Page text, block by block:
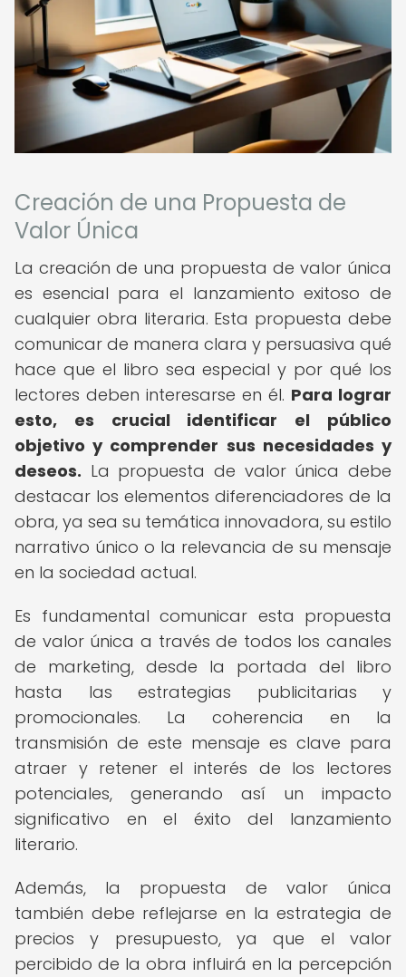
Creación de una Propuesta de
Valor Única
La creación de una propuesta de valor única
es esencial para el lanzamiento exitoso de
cualquier obra literaria. Esta propuesta debe
comunicar de manera clara y persuasiva qué
hace que el libro sea especial y por qué los
lectores deben interesarse en él. Para lograr
esto, es crucial identificar el público
objetivo y comprender sus necesidades y
deseos. La propuesta de valor única debe
destacar los elementos diferenciadores de la
obra, ya sea su temática innovadora, su estilo
narrativo único o la relevancia de su mensaje
en la sociedad actual.
Es fundamental comunicar esta propuesta
de valor única a través de todos los canales
de marketing, desde la portada del libro
hasta las estrategias publicitarias y
promocionales. La coherencia en la
transmisión de este mensaje es clave para
atraer y retener el interés de los lectores
potenciales, generando así un impacto
significativo en el éxito del lanzamiento
literario.
Además, la propuesta de valor única
también debe reflejarse en la estrategia de
precios y presupuesto, ya que el valor
percibido de la obra influirá en la percepción